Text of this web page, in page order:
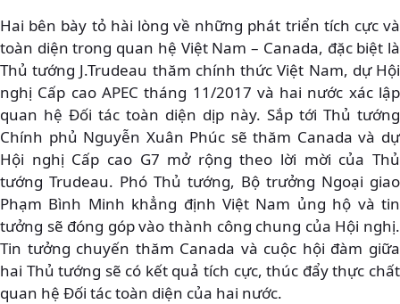
Hai bên bày tỏ hài lòng về những phát triển tích cực và
toàn diện trong quan hệ Việt Nam – Canada, đặc biệt là
Thủ tướng J.Trudeau thăm chính thức Việt Nam, dự Hội
nghị Cấp cao APEC tháng 11/2017 và hai nước xác lập
quan hệ Đối tác toàn diện dịp này. Sắp tới Thủ tướng
Chính phủ Nguyễn Xuân Phúc sẽ thăm Canada và dự
Hội nghị Cấp cao G7 mở rộng theo lời mời của Thủ
tướng Trudeau. Phó Thủ tướng, Bộ trưởng Ngoại giao
Phạm Bình Minh khẳng định Việt Nam ủng hộ và tin
tưởng sẽ đóng góp vào thành công chung của Hội nghị.
Tin tưởng chuyến thăm Canada và cuộc hội đàm giữa
hai Thủ tướng sẽ có kết quả tích cực, thúc đẩy thực chất
quan hệ Đối tác toàn diện của hai nước.